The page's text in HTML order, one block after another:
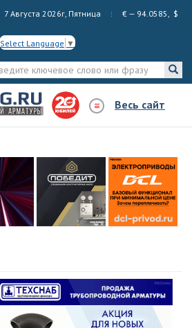
7 Августа 2026г, Пятница € — 94.0585, $
Select Language ▼
Весь сайт